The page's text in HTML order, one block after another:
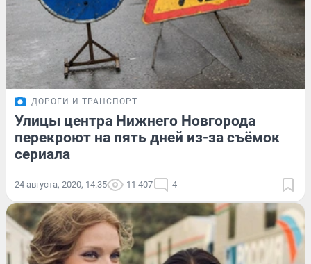
ДОРОГИ И ТРАНСПОРТ
Улицы центра Нижнего Новгорода
перекроют на пять дней из-за съёмок
сериала
24 августа, 2020, 14:35 11 407 4